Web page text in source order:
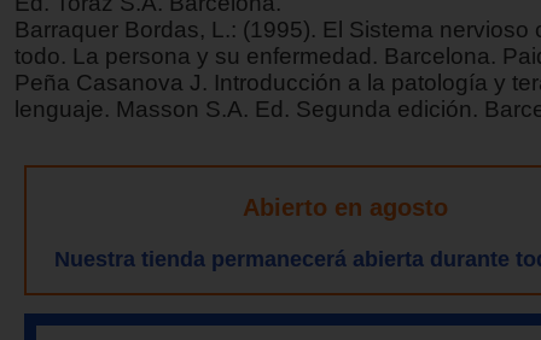
Barraquer Bordas, L.: (1995). El Sistema nervioso
todo. La persona y su enfermedad. Barcelona.
Peña Casanova J. Introducción a la patología y
lenguaje. Masson S.A. Ed. Segunda edición.
Abierto en agosto
Nuestra tienda permanecerá abierta durante